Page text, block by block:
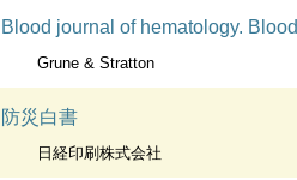
Blood journal of hematology.
Grune & Stratton
防災白書
日経印刷株式会社